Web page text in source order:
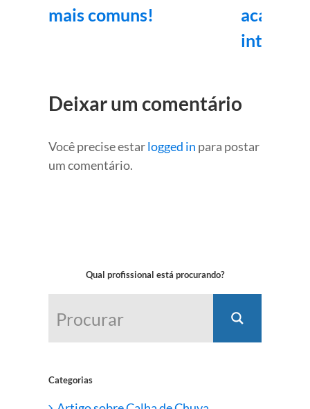
mais comuns!
internos
Deixar um comentário
Você precise estarlogged in para postar
um comentário.
Qual profissional está procurando?
Categorias